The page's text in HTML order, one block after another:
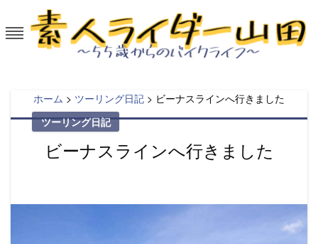
to
content
クライフ
ホーム > ツーリング日記 > ビーナスラインへ行きました
ビーナスラインへ行きました
ツーリング日記